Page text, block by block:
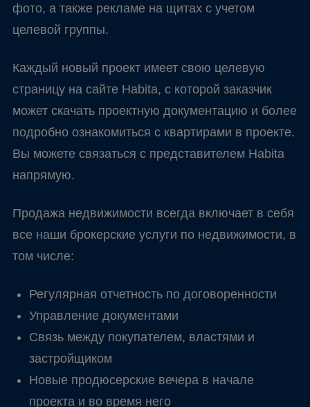
фото, а также рекламе на щитах с учетом
целевой группы.
Каждый новый проект имеет свою целевую
страницу на сайте Habita, с которой заказчик
может скачать проектную документацию и более
подробно ознакомиться с квартирами в проекте.
Вы можете связаться с представителем Habita
напрямую.
Продажа недвижимости всегда включает в себя
все наши брокерские услуги по недвижимости, в
том числе:
Регулярная отчетность по договоренности
Управление документами
Связь между покупателем, властями и
застройщиком
Новые продюсерские вечера в начале
проекта и во время него